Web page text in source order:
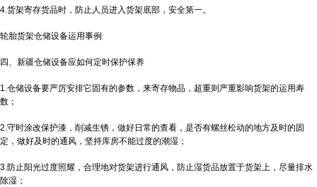
4.货架寄存货品时，防止人员进入货架底部，安全第一。
轮胎货架仓储设备运用事例
四、新疆仓储设备应如何定时保护保养
1.仓储设备要严厉安排它固有的参数，来寄存物品，超重则严重影响货架的运用寿
数；
2.守时涂改保护漆，削减生锈，做好日常的查看，是否有螺丝松动的地方及时的固
定，做好及时的通风，坚持库房不能过度的潮湿；
3.防止阳光过度照耀，合理地对货架进行通风，防止湿货品放置于货架上，尽量排水
除湿；